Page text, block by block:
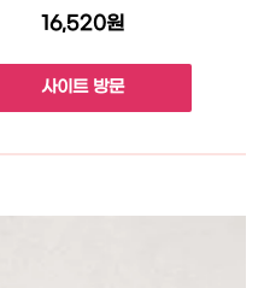
16,520원
사이트 방문